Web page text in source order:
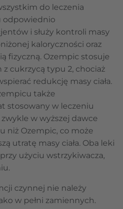
do leczenia
odpowiednio
i służy kontroli masy
kaloryczności oraz
fizyczną. Ozempic stosuje
z cukrzycą typu 2, chociaż
redukcję masy ciała.
także
stosowany w leczeniu
w wyższej dawce
niż Ozempic, co może
utratę masy ciała. Oba leki
użyciu wstrzykiwacza,
czynnej nie należy
w pełni zamiennych.